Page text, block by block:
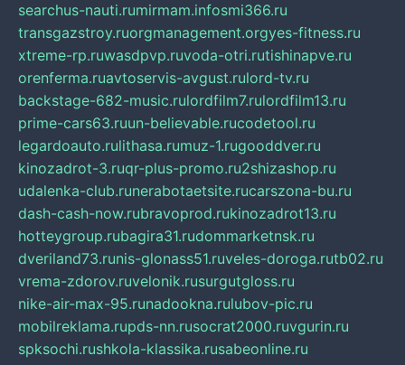
searchus-nauti.rumirmam.infosmi366.ru
transgazstroy.ruorgmanagement.orgyes-fitness.ru
xtreme-rp.ruwasdpvp.ruvoda-otri.rutishinapve.ru
orenferma.ruavtoservis-avgust.rulord-tv.ru
backstage-682-music.rulordfilm7.rulordfilm13.ru
prime-cars63.ruun-believable.rucodetool.ru
legardoauto.rulithasa.rumuz-1.rugooddver.ru
kinozadrot-3.ruqr-plus-promo.ru2shizashop.ru
udalenka-club.runerabotaetsite.rucarszona-bu.ru
dash-cash-now.rubravoprod.rukinozadrot13.ru
hotteygroup.rubagira31.rudommarketnsk.ru
dveriland73.runis-glonass51.ruveles-doroga.rutb02.ru
vrema-zdorov.ruvelonik.rusurgutgloss.ru
nike-air-max-95.runadookna.rulubov-pic.ru
mobilreklama.rupds-nn.rusocrat2000.ruvgurin.ru
spksochi.rushkola-klassika.rusabeonline.ru